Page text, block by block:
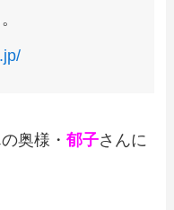
奥様・郁子さんに